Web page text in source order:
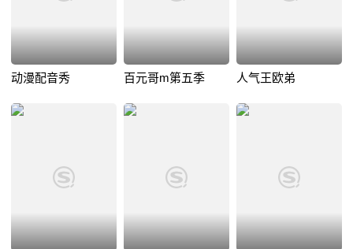
动漫配音秀 百元哥m第五季 人气王欧弟